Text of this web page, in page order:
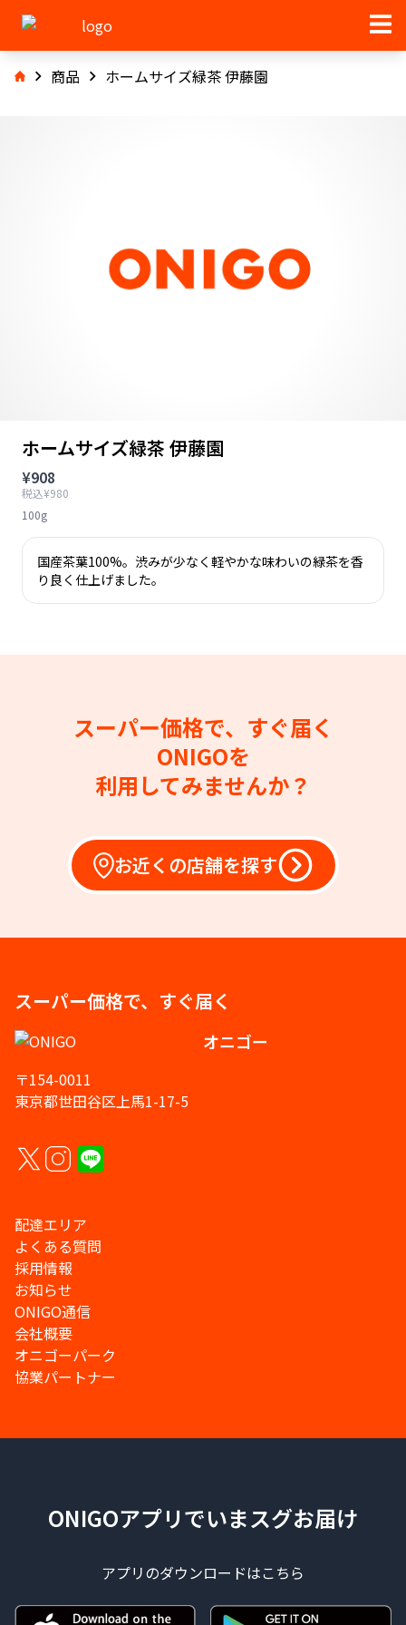
商品 ホームサイズ緑茶 伊藤園
ホームサイズ緑茶 伊藤園
¥908
税込¥980
100g
国産茶葉100%。渋みが少なく軽やかな味わいの緑茶を香
り良く仕上げました。
スーパー価格で、すぐ届く
ONIGOを
利用してみませんか？
お近くの店舗を探す
スーパー価格で、すぐ届く
オニゴー
〒154-0011
東京都世田谷区上馬1-17-5
配達エリア
よくある質問
採用情報
お知らせ
ONIGO通信
会社概要
オニゴーパーク
協業パートナー
ONIGOアプリでいまスグお届け
アプリのダウンロードはこちら